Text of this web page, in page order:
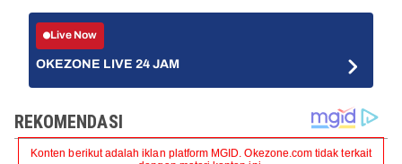
Live Now
OKEZONE LIVE 24 JAM